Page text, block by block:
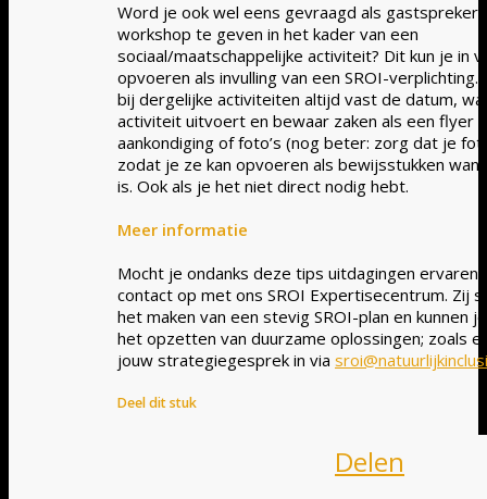
Word je ook wel eens gevraagd als gastspreker
workshop te geven in het kader van een
sociaal/maatschappelijke activiteit? Dit kun je in
opvoeren als invulling van een SROI-verplichting.
bij dergelijke activiteiten altijd vast de datum,
activiteit uitvoert en bewaar zaken als een flyer
aankondiging of foto’s (nog beter: zorg dat je
zodat je ze kan opvoeren als bewijsstukken
is. Ook als je het niet direct nodig hebt.
Meer informatie
Mocht je ondanks deze tips uitdagingen ervaren,
contact op met ons SROI Expertisecentrum. Zij
het maken van een stevig SROI-plan en kunnen
het opzetten van duurzame oplossingen; zoals
jouw strategiegesprek in via
Deel dit stuk
Delen